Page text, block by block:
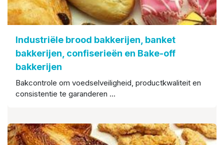
Industriële brood bakkerijen, banket
bakkerijen, confiserieën en Bake-off
bakkerijen
Bakcontrole om voedselveiligheid, productkwaliteit en
consistentie te garanderen ...